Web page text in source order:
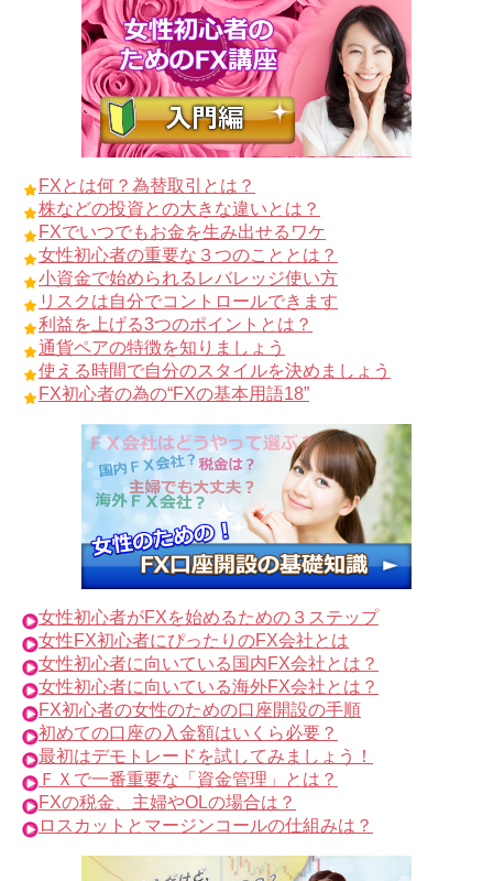
FXとは何？為替取引とは？
株などの投資との大きな違いとは？
FXでいつでもお金を生み出せるワケ
女性初心者の重要な３つのこととは？
小資金で始められるレバレッジ使い方
リスクは自分でコントロールできます
利益を上げる3つのポイントとは？
通貨ペアの特徴を知りましょう
使える時間で自分のスタイルを決めましょう
FX初心者の為の“FXの基本用語18”
女性初心者がFXを始めるための３ステップ
女性FX初心者にぴったりのFX会社とは
女性初心者に向いている国内FX会社とは？
女性初心者に向いている海外FX会社とは？
FX初心者の女性のための口座開設の手順
初めての口座の入金額はいくら必要？
最初はデモトレードを試してみましょう！
ＦＸで一番重要な「資金管理」とは？
FXの税金、主婦やOLの場合は？
ロスカットとマージンコールの仕組みは？